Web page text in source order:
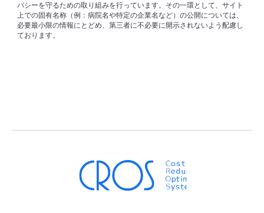
バシーを守るための取り組みを行っています。その一環として、サイト
上での固有名称（例：病院名や特定の企業名など）の公開については、
必要最小限の情報にとどめ、第三者に不必要に開示されないよう配慮し
ております。